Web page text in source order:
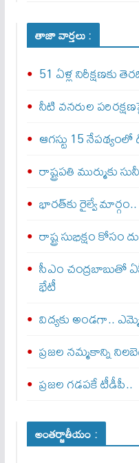
తాజా వార్తలు :
51 ఏళ్ల నిరీక్షణకు
నీటి వనరుల
ఆగస్టు 15
రాష్ట్రపతి ముర్ముకు
భారత్‌కు రైల్వే
రాష్ట్ర సుభిక్షం కోసం
సీఎం చంద్రబాబుతో
భేటీ
విద్యకు అండగా..
ప్రజల నమ్మకాన్ని
ప్రజల గడపకే టీడీపీ..
అంతర్జాతీయం :